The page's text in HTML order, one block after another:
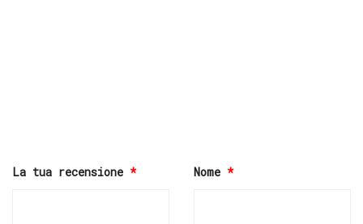
La tua recensione * Nome *